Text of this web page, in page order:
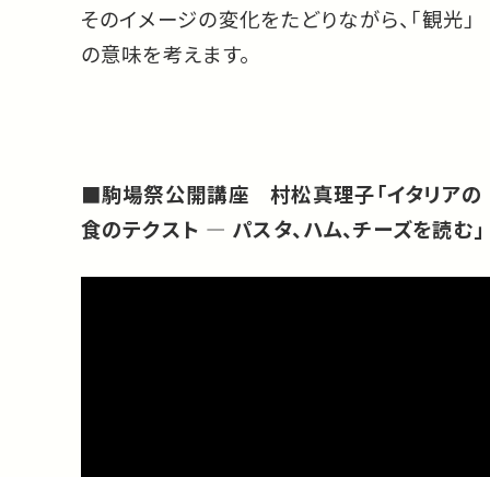
そのイメージの変化をたどりながら、「観光」
の意味を考えます。
■駒場祭公開講座 村松真理子「イタリアの
食のテクスト ― パスタ、ハム、チーズを読む」